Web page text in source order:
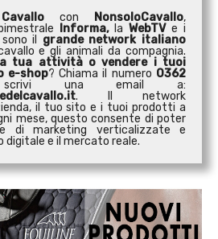
con NonsoloCavallo,
Informa,laWebTVe i
il grande network italiano
e gli animali da compagnia.
tua attività ovendere i tuoi
e-shop? Chiama il numero 0362
una email a:
. Il network
il tuo sito e i tuoi prodotti a
mese, questo consente di poter
di marketing verticalizzate e
e il mercato reale.